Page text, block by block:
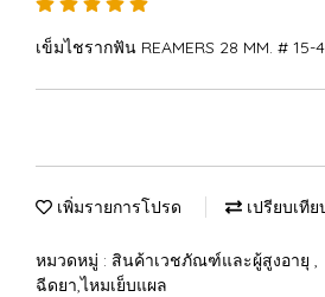
เข็มไชรากฟัน REAMERS 28 MM. # 15-
เพิ่มรายการโปรด เปรียบเทีย
หมวดหมู่ : สินค้าเวชภัณฑ์และผู้สูงอายุ ,
ฉีดยา,ไหมเย็บแผล